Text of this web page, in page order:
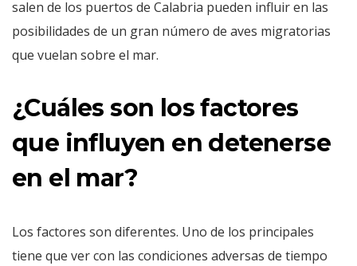
salen de los puertos de Calabria pueden influir en las
posibilidades de un gran número de aves migratorias
que vuelan sobre el mar.
¿Cuáles son los factores
que influyen en detenerse
en el mar?
Los factores son diferentes. Uno de los principales
tiene que ver con las condiciones adversas de tiempo